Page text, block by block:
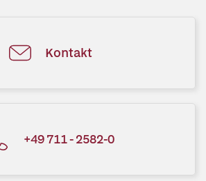
Kontakt
+49 711 - 2582-0